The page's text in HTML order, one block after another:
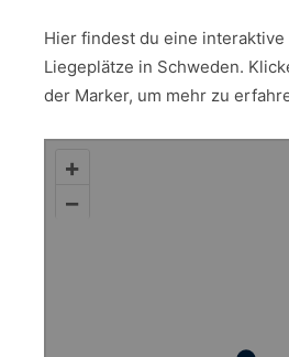
Hier findest du eine
Liegeplätze in Schweden.
der Marker, um mehr zu
+
–